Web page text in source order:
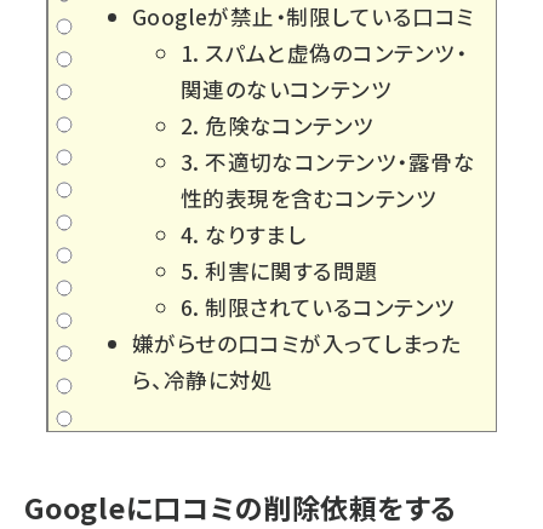
Googleが禁止・制限している口コミ
1. スパムと虚偽のコンテンツ・
関連のないコンテンツ
2. 危険なコンテンツ
3. 不適切なコンテンツ・露骨な
性的表現を含むコンテンツ
4. なりすまし
5. 利害に関する問題
6. 制限されているコンテンツ
嫌がらせの口コミが入ってしまった
ら、冷静に対処
Googleに口コミの削除依頼をする